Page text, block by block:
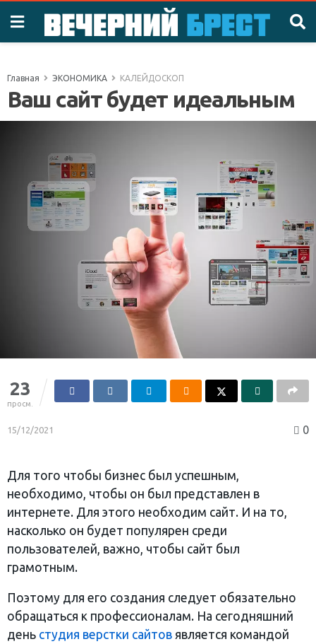
Главная ЭКОНОМИКА КАЛЕЙДОСКОП
Ваш сайт будет идеальным
23
просм.
15/12/2021 0
Для того чтобы бизнес был успешным,
необходимо, чтобы он был представлен в
интернете. Для этого необходим сайт. И на то,
насколько он будет популярен среди
пользователей, важно, чтобы сайт был
грамотным.
Поэтому для его создания следует обязательно
обращаться к профессионалам. На сегодняшний
день студия верстки сайтов является командой